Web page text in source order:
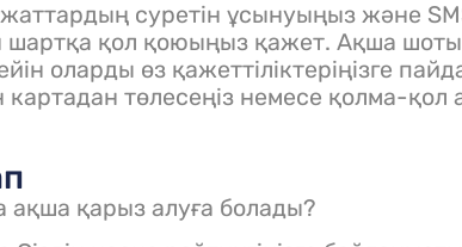
суретін ұсынуыңыз және
шартқа қол қоюыңыз қажет. Ақша
оларды өз қажеттіліктеріңізге
төлесеңіз немесе қолма-қол
ақша қарыз алуға болады?